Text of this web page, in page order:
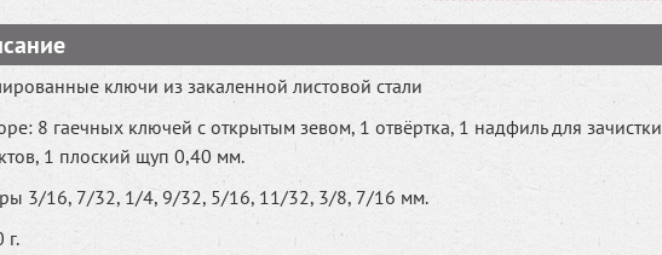
ключи из закаленной листовой стали
8 гаечных ключей с открытым зевом, 1 отвёртка, 1 надфиль для зачистки
1 плоский щуп 0,40 мм.
3/16, 7/32, 1/4, 9/32, 5/16, 11/32, 3/8, 7/16 мм.
г.